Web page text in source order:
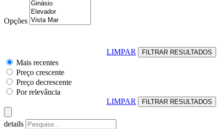
Opções
LIMPAR
Mais recentes
Preço crescente
Preço decrescente
Por relevância
LIMPAR
details